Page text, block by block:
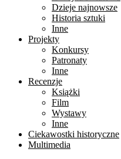
Dzieje najnowsze
Historia sztuki
Inne
Projekty
Konkursy
Patronaty
Inne
Recenzje
Książki
Film
Wystawy
Inne
Ciekawostki historyczne
Multimedia